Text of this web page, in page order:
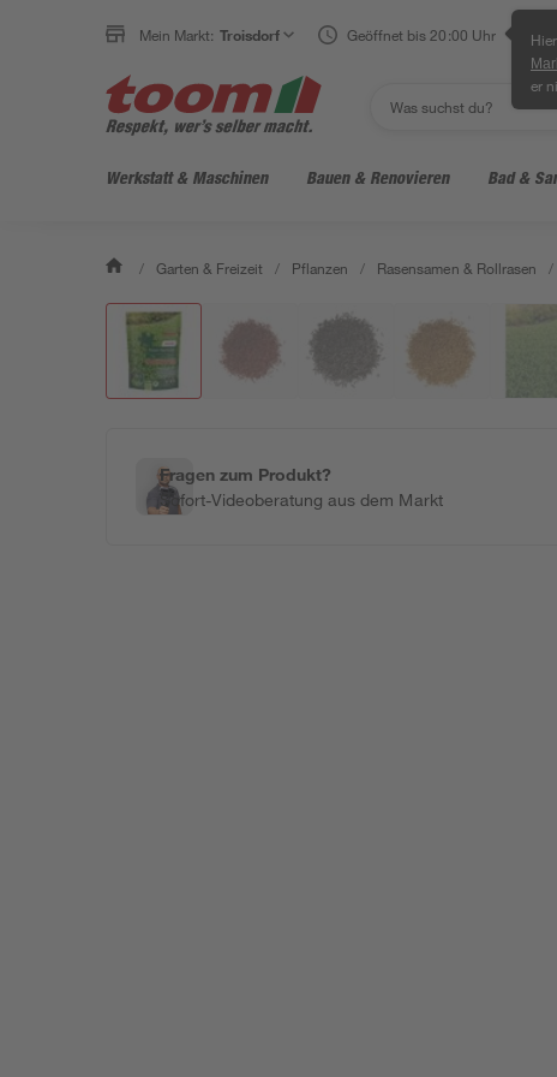
Mein Markt: Troisdorf Geöffnet bis 20:00 Uhr
er
Werkstatt & Maschinen Bauen & Renovieren Bad &
/ Garten & Freizeit / Pflanzen / Rasensamen & Rollrasen /
Fragen zum Produkt?
Sofort-Videoberatung aus dem Markt